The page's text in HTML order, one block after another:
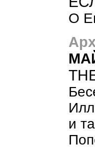
О
и